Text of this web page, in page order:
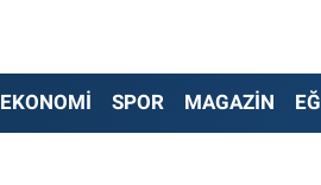
EKONOMİ SPOR MAGAZİN